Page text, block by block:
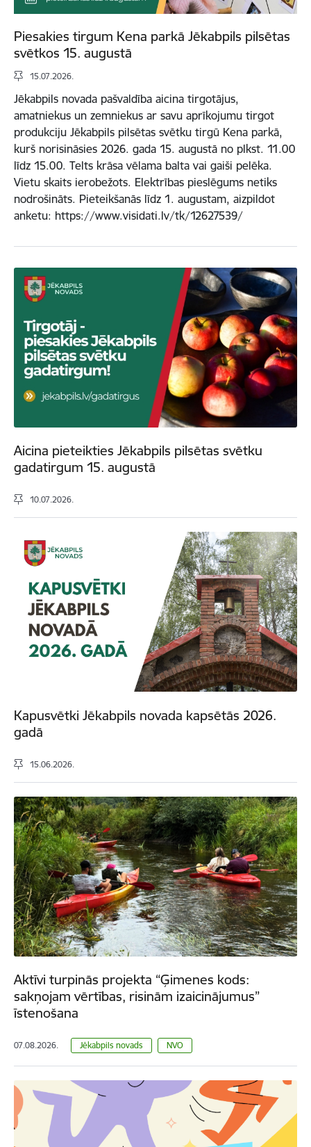
Piesakies tirgum Kena parkā Jēkabpils pilsētas
svētkos 15. augustā
15.07.2026.
Jēkabpils novada pašvaldība aicina tirgotājus,
amatniekus un zemniekus ar savu aprīkojumu tirgot
produkciju Jēkabpils pilsētas svētku tirgū Kena parkā,
kurš norisināsies 2026. gada 15. augustā no plkst. 11.00
līdz 15.00. Telts krāsa vēlama balta vai gaiši pelēka.
Vietu skaits ierobežots. Elektrības pieslēgums netiks
nodrošināts. Pieteikšanās līdz 1. augustam, aizpildot
anketu: https://www.visidati.lv/tk/12627539/
Aicina pieteikties Jēkabpils pilsētas svētku
gadatirgum 15. augustā
10.07.2026.
Kapusvētki Jēkabpils novada kapsētās 2026.
gadā
15.06.2026.
Aktīvi turpinās projekta “Ģimenes kods:
sakņojam vērtības, risinām izaicinājumus”
īstenošana
07.08.2026. Jēkabpils novads NVO